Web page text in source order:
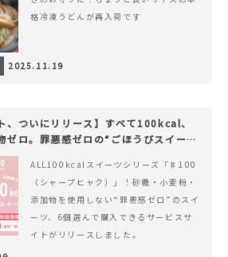
格冷凍うどんが再入荷です
2025.11.19
、ついにリリース】すべて100kcal、
ゼロ。罪悪感ゼロの“ごほうびスイー
100）』
ALL100kcalスイーツシリーズ「♯100
（シャープヒャク）」！砂糖・小麦粉・
添加物を使用しない“罪悪感ゼロ”のスイ
ーツ、6個選んで購入できるサービスサ
イトがリリースしました。